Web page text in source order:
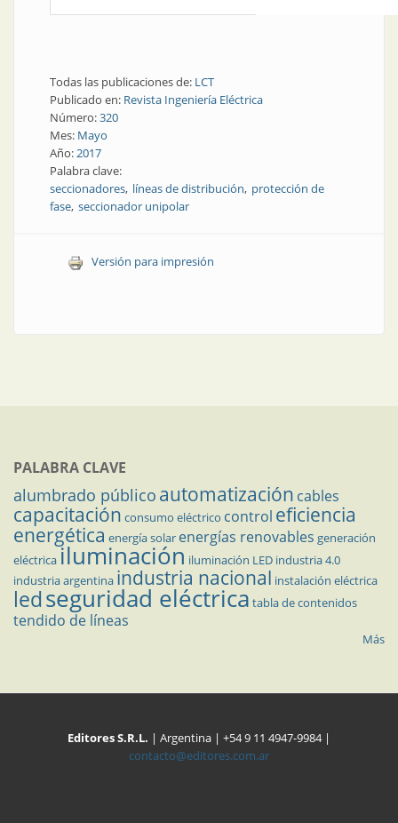
Todas las publicaciones de: LCT
Publicado en: Revista Ingeniería Eléctrica
Número:320
Mes: Mayo
Año:2017
Palabra clave:
seccionadores líneas de distribución protección de
fase seccionador unipolar
Versión para impresión
PALABRA CLAVE
alumbrado público automatización cables
capacitación consumo eléctrico control eficiencia
energética energía solar energías renovables generación
eléctricailuminación iluminación LED industria 4.0
industria argentina industria nacional instalación eléctrica
ledseguridad eléctrica tabla de contenidos
tendido de líneas
Más
Editores S.R.L. | Argentina | +54 9 11 4947-9984 |
contacto@editores.com.ar